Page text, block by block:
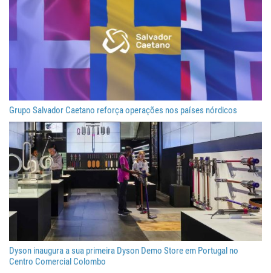
Grupo Salvador Caetano reforça operações nos países nórdicos
Dyson inaugura a sua primeira Dyson Demo Store em Portugal no
Centro Comercial Colombo